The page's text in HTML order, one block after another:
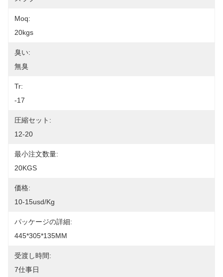
Moq:
20kgs
臭い:
無臭
Tr:
-17
圧縮セット:
12-20
最小注文数量:
20KGS
価格:
10-15usd/kg
パッケージの詳細:
445*305*135MM
受渡し時間:
7仕事日